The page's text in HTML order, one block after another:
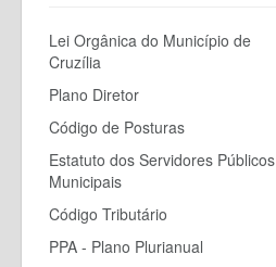
Lei Orgânica do Município de
Cruzília
Plano Diretor
Código de Posturas
Estatuto dos Servidores Públicos
Municipais
Código Tributário
PPA - Plano Plurianual